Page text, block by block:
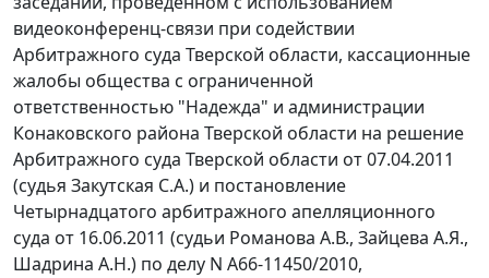
видеоконференц-связи при содействии
Арбитражного суда Тверской области, кассационные
жалобы общества с ограниченной
ответственностью "Надежда" и администрации
Конаковского района Тверской области на решение
Арбитражного суда Тверской области от 07.04.2011
(судья Закутская С.А.) и постановление
Четырнадцатого арбитражного апелляционного
суда от 16.06.2011 (судьи Романова А.В., Зайцева А.Я.,
Шадрина А.Н.) по делу N А66-11450/2010,